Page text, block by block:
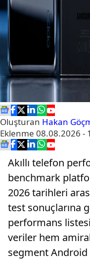
Oluşturan Hakan
Eklenme 08.08.2026 -
Akıllı telefon
benchmark
2026 tarihleri
test sonuçlarına
performans
veriler hem
segment